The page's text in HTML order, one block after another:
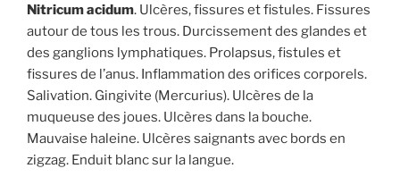
Nitricum acidum. Ulcères, fissures et fistules. Fissures
autour de tous les trous. Durcissement des glandes et
des ganglions lymphatiques. Prolapsus, fistules et
fissures de l’anus. Inflammation des orifices corporels.
Salivation. Gingivite (Mercurius). Ulcères de la
muqueuse des joues. Ulcères dans la bouche.
Mauvaise haleine. Ulcères saignants avec bords en
zigzag. Enduit blanc sur la langue.